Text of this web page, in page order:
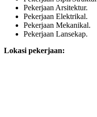
Pekerjaan Arsitektur.
Pekerjaan Elektrikal.
Pekerjaan Mekanikal.
Pekerjaan Lansekap.
Lokasi pekerjaan: